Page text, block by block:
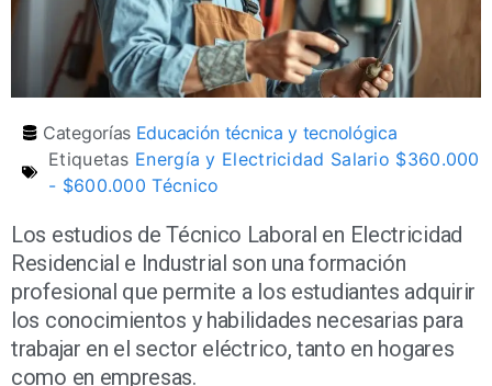
Categorías Educación técnica y tecnológica
Etiquetas Energía y Electricidad Salario $360.000
- $600.000 Técnico
Los estudios de Técnico Laboral en Electricidad
Residencial e Industrial son una formación
profesional que permite a los estudiantes adquirir
los conocimientos y habilidades necesarias para
trabajar en el sector eléctrico, tanto en hogares
como en empresas.